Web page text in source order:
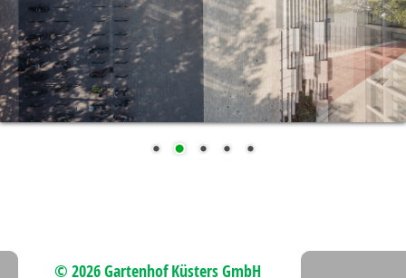
© 2026 Gartenhof Küsters GmbH